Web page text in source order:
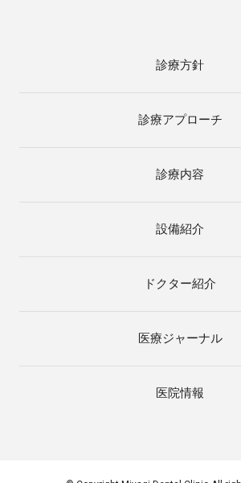
診療方針
診療アプローチ
診療内容
設備紹介
ドクター紹介
医療ジャーナル
医院情報